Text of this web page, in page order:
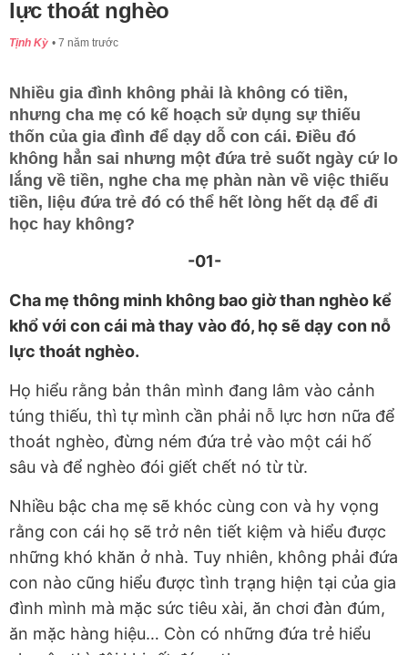
lực thoát nghèo
Tịnh Kỳ 7 năm trước
Nhiều gia đình không phải là không có tiền,
nhưng cha mẹ có kế hoạch sử dụng sự thiếu
thốn của gia đình để dạy dỗ con cái. Điều đó
không hẳn sai nhưng một đứa trẻ suốt ngày cứ lo
lắng về tiền, nghe cha mẹ phàn nàn về việc thiếu
tiền, liệu đứa trẻ đó có thể hết lòng hết dạ để đi
học hay không?
-01-
Cha mẹ thông minh không bao giờ than nghèo kể
khổ với con cái mà thay vào đó, họ sẽ dạy con nỗ
lực thoát nghèo.
Họ hiểu rằng bản thân mình đang lâm vào cảnh
túng thiếu, thì tự mình cần phải nỗ lực hơn nữa để
thoát nghèo, đừng ném đứa trẻ vào một cái hố
sâu và để nghèo đói giết chết nó từ từ.
Nhiều bậc cha mẹ sẽ khóc cùng con và hy vọng
rằng con cái họ sẽ trở nên tiết kiệm và hiểu được
những khó khăn ở nhà. Tuy nhiên, không phải đứa
con nào cũng hiểu được tình trạng hiện tại của gia
đình mình mà mặc sức tiêu xài, ăn chơi đàn đúm,
ăn mặc hàng hiệu… Còn có những đứa trẻ hiểu